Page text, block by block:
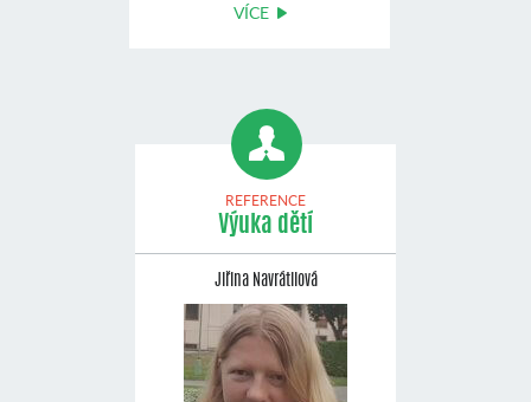
VÍCE
REFERENCE
Výuka dětí
Jiřina Navrátilová